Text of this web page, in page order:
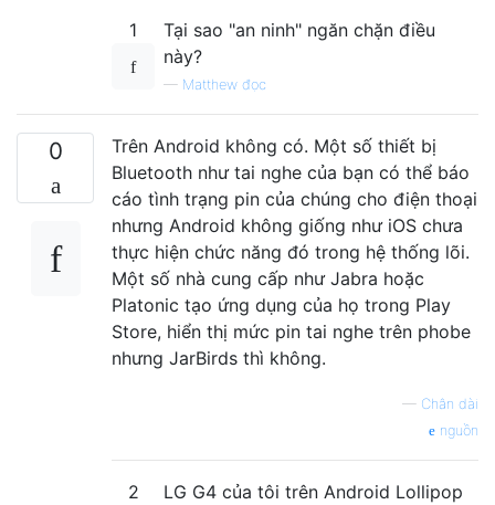
1
Tại sao "an ninh" ngăn chặn điều
này?
— Matthew đọc
0
Trên Android không có. Một số thiết bị
Bluetooth như tai nghe của bạn có thể báo
cáo tình trạng pin của chúng cho điện thoại
nhưng Android không giống như iOS chưa
thực hiện chức năng đó trong hệ thống lõi.
Một số nhà cung cấp như Jabra hoặc
Platonic tạo ứng dụng của họ trong Play
Store, hiển thị mức pin tai nghe trên phobe
nhưng JarBirds thì không.
— Chân dài
nguồn
2
LG G4 của tôi trên Android Lollipop